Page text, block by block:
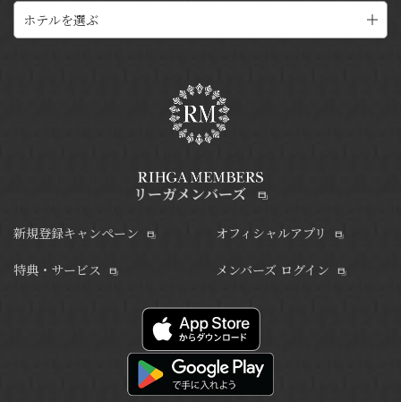
ホテルを選ぶ
リーガメンバーズ
新規登録キャンペーン
特典・サービス
オフィシャルアプリ
メンバーズ ログイン